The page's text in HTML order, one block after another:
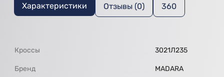
Характеристики Отзывы (0) 360
Кроссы 3021Л235
Бренд МАDARA